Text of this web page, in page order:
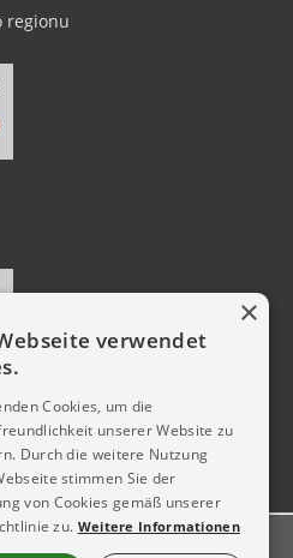
regionu
Arber und Spicak
×
verwendet
Cookies, um die
unserer Website zu
Durch die weitere Nutzung
stimmen Sie der
von Cookies gemäß unserer
zu. Weitere Informationen